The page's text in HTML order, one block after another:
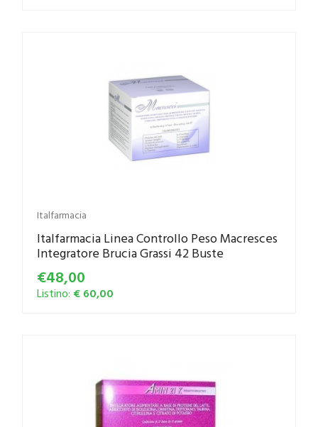
Italfarmacia
Italfarmacia Linea Controllo Peso Macresces
Integratore Brucia Grassi 42 Buste
€48,00
Listino: € 60,00